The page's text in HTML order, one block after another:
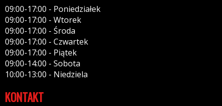
09:00-17:00 - Poniedziałek
09:00-17:00 - Wtorek
09:00-17:00 - Środa
09:00-17:00 - Czwartek
09:00-17:00 - Piątek
09:00-14:00 - Sobota
10:00-13:00 - Niedziela
KONTAKT